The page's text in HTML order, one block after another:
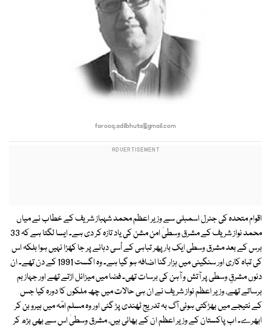
farooq.adilbhuta@gmail.com
اقوام متحدہ کی جنرل اسمبلی سے وزیر اعظم محمد شہباز شریف کے خطاب نے میاں
محمد نواز شریف کے مشرق وسطیٰ امن مشن کی یاد تازہ کر دی ہے۔ ایسا لگتا ہے کہ 33
برس کے بعد مشرق وسطی ایک بار پھر تباہی کے اُسی دہانے پر جا کھڑا نہیں ہوا بلکہ اس
کی تباہ کاری اور سنگینی میں ہزار گنا اضافہ ہو گیا ہے۔ وہ اگست 1991 کے دن تھے۔ ان
دنوں مشرقِ وسطی پر آتش و آہن کی برسات تھی۔ فضا میں میزائل اڑتے تھے اور جہاز بم
برساتے تھے، وزیر اعظم نواز شریف نے ان ہی حالات میں چھ ملکوں کا دورہ کیا جس
کے نتیجے میں بھڑکتی ہوئی آگ بہ تدریج ٹھندی پڑ گئی اور وہ مسلم امّہ میں ہیرو بن کر
ابھرے۔ اب پاکستان کے وزیر اعظم ان کے بھائی ہیں، مشرق وسطیٰ اس سے بھی بڑھ کر